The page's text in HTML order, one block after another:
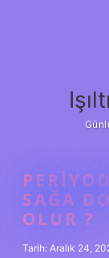
SAĞA
OLUR ?
Tarih: Aralık 24,